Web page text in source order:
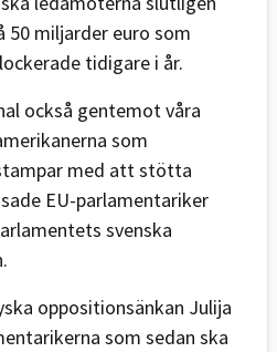
50 miljarder euro som
tidigare i år.
också gentemot våra
som
med att stötta
EU-parlamentariker
svenska
oppositionsänkan Julija
som sedan ska